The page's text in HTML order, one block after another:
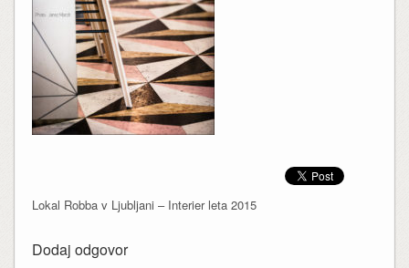
Lokal Robba v Ljubljani – Interier leta 2015
Dodaj odgovor